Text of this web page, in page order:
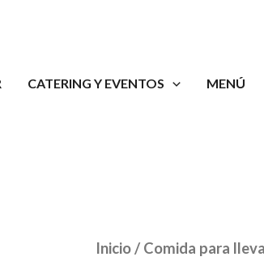
CATERING Y EVENTOS MENÚ
Inicio/ Comida para